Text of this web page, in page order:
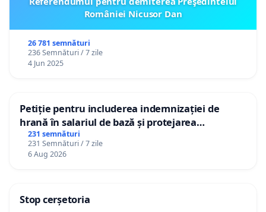
României Nicusor Dan
26 781 semnături
236 Semnături / 7 zile
4 Jun 2025
Petiție pentru includerea indemnizației de
hrană în salariul de bază și protejarea
gradațiilor de vechime pentru asistenții
personali
231 semnături
231 Semnături / 7 zile
6 Aug 2026
Stop cerșetoria